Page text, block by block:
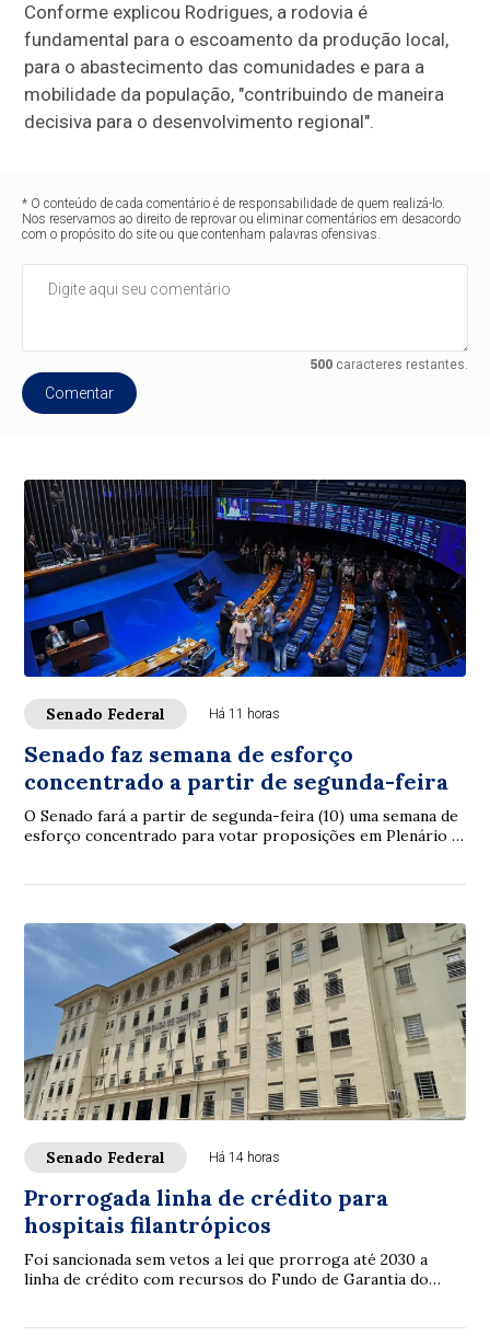
Conforme explicou Rodrigues, a rodovia é
fundamental para o escoamento da produção local,
para o abastecimento das comunidades e para a
mobilidade da população, "contribuindo de maneira
decisiva para o desenvolvimento regional".
* O conteúdo de cada comentário é de responsabilidade de quem realizá-lo.
Nos reservamos ao direito de reprovar ou eliminar comentários em desacordo
com o propósito do site ou que contenham palavras ofensivas.
500caracteres restantes.
Comentar
Senado Federal Há 11 horas
Senado faz semana de esforço
concentrado a partir de segunda-feira
O Senado fará a partir de segunda-feira (10) uma semana de
esforço concentrado para votar proposições em Plenário e
Senado Federal Há 14 horas
Prorrogada linha de crédito para
hospitais filantrópicos
Foi sancionada sem vetos a lei que prorroga até 2030 a
linha de crédito com recursos do Fundo de Garantia do